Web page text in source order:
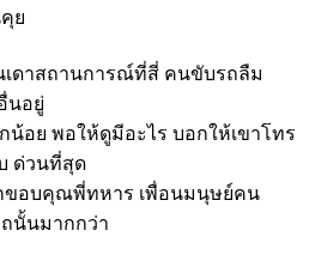
ย
เดาสถานการณ์ที่สี่ คนขับรถลืม
นอยู่
น้อย พอให้ดูมีอะไร บอกให้เขาโทร
ด่วนที่สุด
ขอบคุณพี่ทหาร เพื่อนมนุษย์คน
นั้นมากกว่า